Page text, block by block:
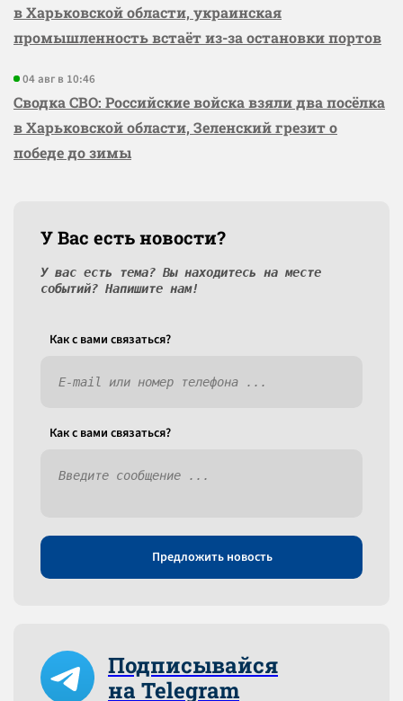
в Харьковской области, украинская
промышленность встаёт из-за остановки портов
04 авг в 10:46
Сводка СВО: Российские войска взяли два посёлка
в Харьковской области, Зеленский грезит о
победе до зимы
У Вас есть новости?
У вас есть тема? Вы находитесь на месте
событий? Напишите нам!
Как c вами связаться?
Как c вами связаться?
Предложить новость
Подписывайся
на Telegram